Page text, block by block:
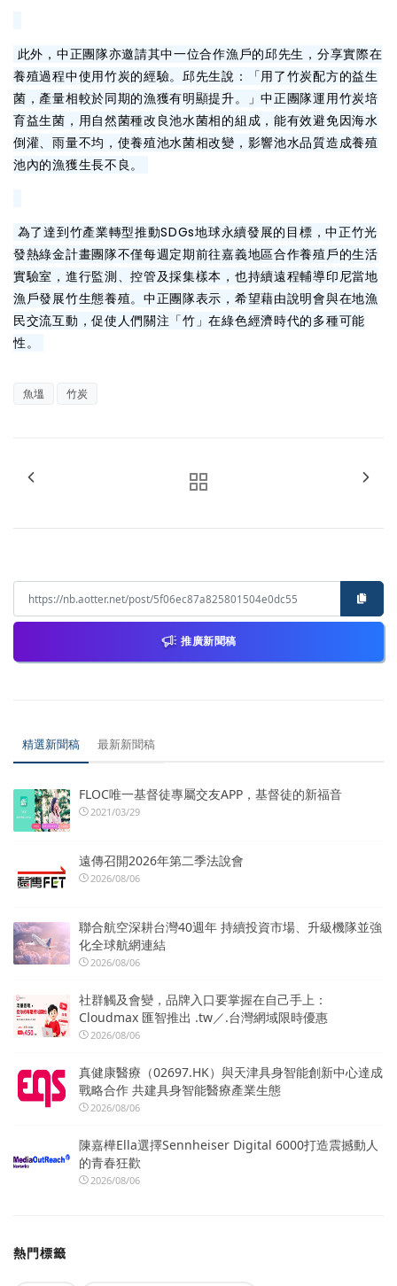
此外，中正團隊亦邀請其中一位合作漁戶的邱先生，分享實際在
養殖過程中使用竹炭的經驗。邱先生說：「用了竹炭配方的益生
菌，產量相較於同期的漁獲有明顯提升。」中正團隊運用竹炭培
育益生菌，用自然菌種改良池水菌相的組成，能有效避免因海水
倒灌、雨量不均，使養殖池水菌相改變，影響池水品質造成養殖
池內的漁獲生長不良。
為了達到竹產業轉型推動SDGs地球永續發展的目標，中正竹光
發熱綠金計畫團隊不僅每週定期前往嘉義地區合作養殖戶的生活
實驗室，進行監測、控管及採集樣本，也持續遠程輔導印尼當地
漁戶發展竹生態養殖。中正團隊表示，希望藉由說明會與在地漁
民交流互動，促使人們關注「竹」在綠色經濟時代的多種可能
性。
魚塭 竹炭
推廣新聞稿
精選新聞稿 最新新聞稿
FLOC唯一基督徒專屬交友APP，基督徒的新福音
2021/03/29
遠傳召開2026年第二季法說會
2026/08/06
聯合航空深耕台灣40週年 持續投資市場、升級機隊並強
化全球航網連結
2026/08/06
社群觸及會變，品牌入口要掌握在自己手上：
Cloudmax 匯智推出 .tw／.台灣網域限時優惠
2026/08/06
真健康醫療（02697.HK）與天津具身智能創新中心達成
戰略合作 共建具身智能醫療產業生態
2026/08/06
陳嘉樺Ella選擇Sennheiser Digital 6000打造震撼動人
的青春狂歡
2026/08/06
熱門標籤